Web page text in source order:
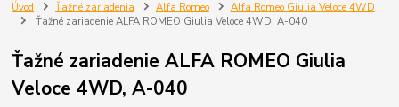
Úvod Ťažné zariadenia Alfa Romeo
Alfa Romeo Giulia Veloce 4WD
Ťažné zariadenie ALFA ROMEO Giulia Veloce 4WD, A-040
Ťažné zariadenie ALFA ROMEO Giulia
Veloce 4WD, A-040